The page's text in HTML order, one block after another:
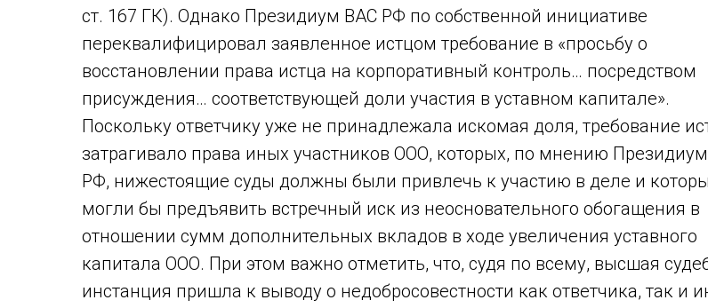
ст. 167 ГК). Однако Президиум ВАС РФ по собственной инициативе
переквалифицировал заявленное истцом требование в «просьбу о
восстановлении права истца на корпоративный контроль… посредством
присуждения… соответствующей доли участия в уставном капитале».
Поскольку ответчику уже не принадлежала искомая доля, требование
затрагивало права иных участников ООО, которых, по мнению
РФ, нижестоящие суды должны были привлечь к участию в деле и
могли бы предъявить встречный иск из неосновательного обогащения в
отношении сумм дополнительных вкладов в ходе увеличения уставного
капитала ООО. При этом важно отметить, что, судя по всему, высшая
инстанция пришла к выводу о недобросовестности как ответчика, так и